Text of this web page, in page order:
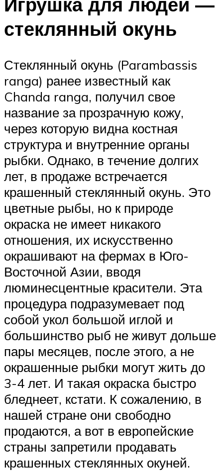
стеклянный окунь
Стеклянный окунь (Parambassis
ranga) ранее известный как
Chanda ranga, получил свое
название за прозрачную кожу,
через которую видна костная
структура и внутренние органы
рыбки. Однако, в течение долгих
лет, в продаже встречается
крашенный стеклянный окунь. Это
цветные рыбы, но к природе
окраска не имеет никакого
отношения, их искусственно
окрашивают на фермах в Юго-
Восточной Азии, вводя
люминесцентные красители. Эта
процедура подразумевает под
собой укол большой иглой и
большинство рыб не живут дольше
пары месяцев, после этого, а не
окрашенные рыбки могут жить до
3-4 лет. И такая окраска быстро
бледнеет, кстати. К сожалению, в
нашей стране они свободно
продаются, а вот в европейские
страны запретили продавать
крашенных стеклянных окуней.